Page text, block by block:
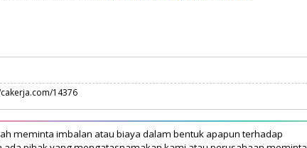
14376
meminta imbalan atau biaya dalam bentuk apapun terhadap